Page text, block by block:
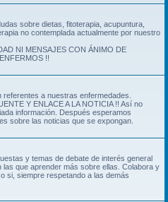
sobre dietas, fitoterapia, acupuntura,
no contemplada actualmente por nuestro
NI MENSAJES CON ÁNIMO DE
!!
a nuestras enfermedades.
Y ENLACE A LA NOTICIA !! Así no
información. Después esperamos
sobre las noticias que se expongan.
y temas de debate de interés general
que aprender más sobre ellas. Colabora y
si, siempre respetando a las demás